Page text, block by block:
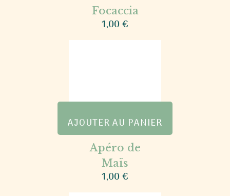
Focaccia
1,00 €
AJOUTER AU PANIER
Apéro de
Maïs
1,00 €